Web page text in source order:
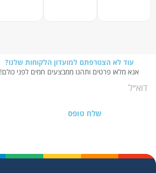
עוד לא הצטרפתם למועדון הלקוחות שלנו?
אנא מלאו פרטים ותהנו ממבצעים חמים לפני כולם!
שלח טופס